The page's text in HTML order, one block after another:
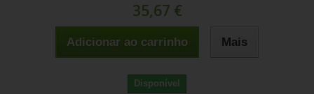
35,67 €
Adicionar ao carrinho Mais
Disponível